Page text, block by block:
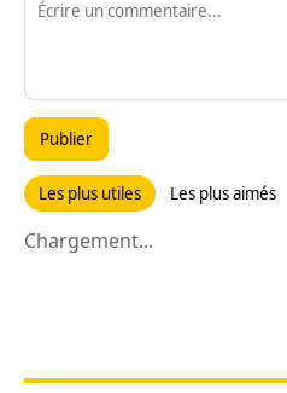
Publier
Les plus utiles Les plus aimés
Chargement...